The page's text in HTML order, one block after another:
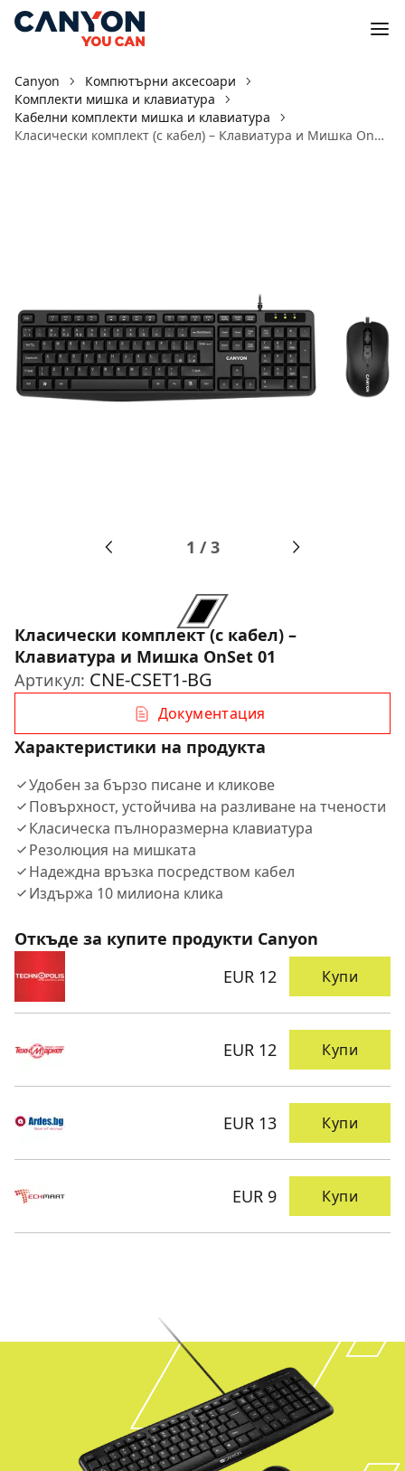
Canyon
Компютърни аксесоари
Комплекти мишка и клавиатура
Кабелни комплекти мишка и клавиатура
Класически комплект (с кабел) – Клавиатура и Мишка OnSet 01
1 /3
Класически комплект (с кабел) –
Клавиатура и Мишка OnSet 01
Артикул: CNE-CSET1-BG
Документация
Характеристики на продукта
Удобен за бързо писане и кликове
Повърхност, устойчива на разливане на тчености
Класическа пълноразмерна клавиатура
Резолюция на мишката
Надеждна връзка посредством кабел
Издържа 10 милиона кликa
Откъде за купите продукти Canyon
EUR 12
Купи
EUR 12 Купи
EUR 13 Купи
EUR 9 Купи